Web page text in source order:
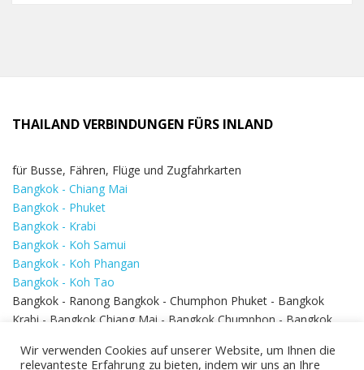
THAILAND VERBINDUNGEN FÜRS INLAND
für Busse, Fähren, Flüge und Zugfahrkarten
Bangkok - Chiang Mai
Bangkok - Phuket
Bangkok - Krabi
Bangkok - Koh Samui
Bangkok - Koh Phangan
Bangkok - Koh Tao
Bangkok - Ranong Bangkok - Chumphon Phuket - Bangkok
Krabi - Bangkok Chiang Mai - Bangkok Chumphon - Bangkok
Bangkok - Hua Hin
Wir verwenden Cookies auf unserer Website, um Ihnen die
relevanteste Erfahrung zu bieten, indem wir uns an Ihre